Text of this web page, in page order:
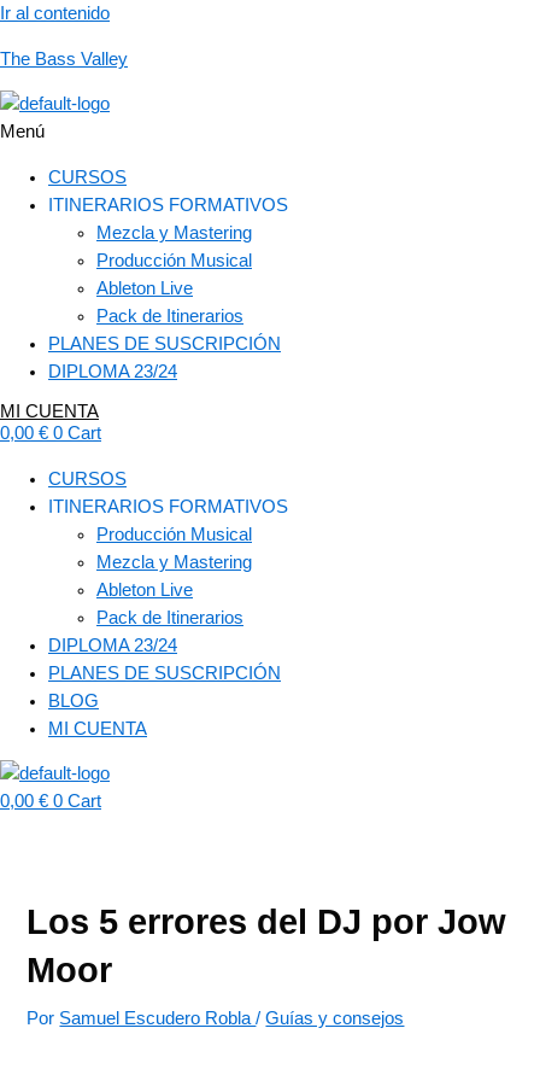
Ir al contenido
The Bass Valley
Menú
CURSOS
ITINERARIOS FORMATIVOS
Mezcla y Mastering
Producción Musical
Ableton Live
Pack de Itinerarios
PLANES DE SUSCRIPCIÓN
DIPLOMA 23/24
MI CUENTA
0,00 € 0 Cart
CURSOS
ITINERARIOS FORMATIVOS
Producción Musical
Mezcla y Mastering
Ableton Live
Pack de Itinerarios
DIPLOMA 23/24
PLANES DE SUSCRIPCIÓN
BLOG
MI CUENTA
0,00 € 0 Cart
Los 5 errores del DJ por Jow
Moor
Por Samuel Escudero Robla/Guías y consejos